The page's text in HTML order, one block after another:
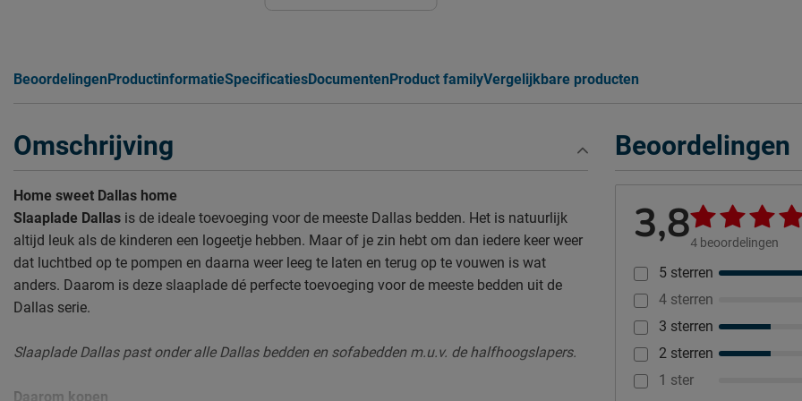
Beoordelingen ProductinformatieSpecificatiesDocumenten Product familyVergelijkbare producten
Beoordelingen
3,84 beoordelingen
5 sterren
4 sterren
3 sterren
2 sterren
1 ster
Omschrijving
Home sweet Dallas home
Slaaplade Dallas is de ideale toevoeging voor de meeste Dallas bedden. Het is natuurlijk
altijd leuk als de kinderen een logeetje hebben. Maar of je zin hebt om dan iedere keer weer
dat luchtbed op te pompen en daarna weer leeg te laten en terug op te vouwen is wat
anders. Daarom is deze slaaplade dé perfecte toevoeging voor de meeste bedden uit de
Dallas serie.
Slaaplade Dallas past onder alle Dallas bedden en sofabedden m.u.v. de halfhoogslapers.
Daarom kopen